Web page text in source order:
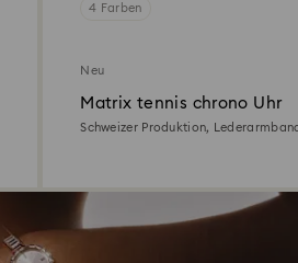
4 Farben
Neu
Matrix tennis chrono Uhr
Schweizer Produktion,